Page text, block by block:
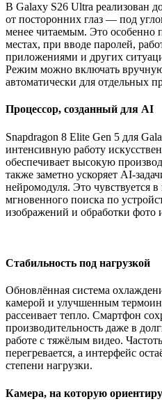
В Galaxy S26 Ultra реализован
от посторонних глаз — под
менее читаемым. Это особенно
местах, при вводе паролей,
приложениями и других
Режим можно включать
автоматически для отдельных
Процессор, созданный для AI
Snapdragon 8 Elite Gen 5 для
интенсивную работу
обеспечивает высокую
также заметно ускоряет AI-
нейромодуля. Это чувствуется
мгновенного поиска по
изображений и обработки фото
Стабильность под нагрузкой
Обновлённая система
камерой и улучшенным
рассеивает тепло. Смартфон
производительность даже в
работе с тяжёлым видео.
перегревается, а интерфейс
степени нагрузки.
Камера, на которую